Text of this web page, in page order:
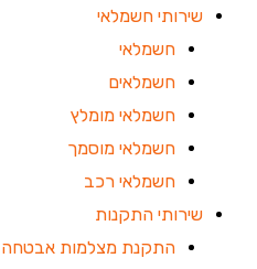
שירותי חשמלאי
חשמלאי
חשמלאים
חשמלאי מומלץ
חשמלאי מוסמך
חשמלאי רכב
שירותי התקנות
התקנת מצלמות אבטחה